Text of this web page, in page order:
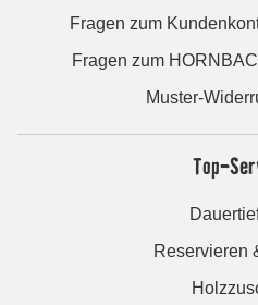
Fragen zum
Fragen zum
Muster-
Top-
Reservieren